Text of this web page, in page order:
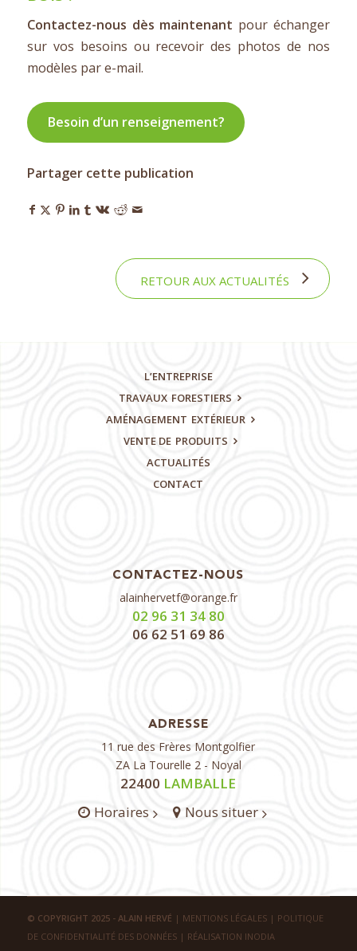
Contactez-nous dès maintenant pour échanger
sur vos besoins ou recevoir des photos de nos
modèles par e-mail.
Besoin d’un renseignement?
Partager cette publication
RETOUR AUX ACTUALITÉS
L’ENTREPRISE
TRAVAUX FORESTIERS
AMÉNAGEMENT EXTÉRIEUR
VENTE DE PRODUITS
ACTUALITÉS
CONTACT
CONTACTEZ-NOUS
alainhervetf@orange.fr
02 96 31 34 80
06 62 51 69 86
ADRESSE
11 rue des Frères Montgolfier
ZA La Tourelle 2 - Noyal
22400 LAMBALLE
Horaires
Nous situer
© COPYRIGHT 2025 - ALAIN HERVÉ | MENTIONS LÉGALES| POLITIQUE
DE CONFIDENTIALITÉ DES DONNÉES| RÉALISATION INODIA